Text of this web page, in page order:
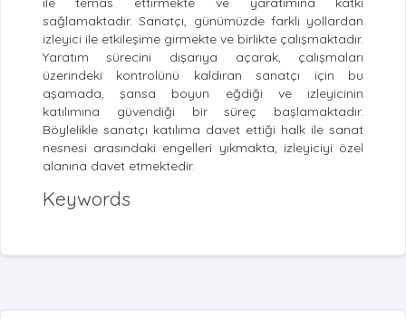
sağlamaktadır. Sanatçı, günümüzde farklı yollardan
izleyici ile etkileşime girmekte ve birlikte çalışmaktadır.
Yaratım sürecini dışarıya açarak, çalışmaları
üzerindeki kontrolünü kaldıran sanatçı için bu
aşamada, şansa boyun eğdiği ve izleyicinin
katılımına güvendiği bir süreç başlamaktadır.
Böylelikle sanatçı katılıma davet ettiği halk ile sanat
nesnesi arasındaki engelleri yıkmakta, izleyiciyi özel
alanına davet etmektedir.
Keywords